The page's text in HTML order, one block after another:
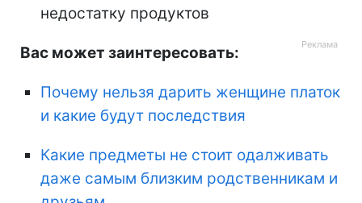
недостатку продуктов
Вас может заинтересовать:
Почему нельзя дарить женщине платок
и какие будут последствия
Какие предметы не стоит одалживать
даже самым близким родственникам и